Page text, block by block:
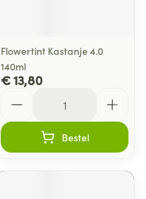
Flowertint Kastanje 4.0
140ml
€ 13,80
Bestel